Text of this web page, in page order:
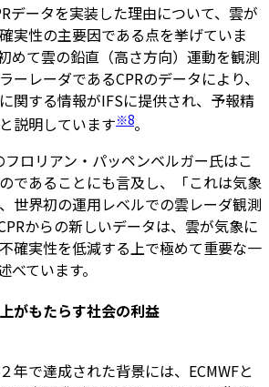
データを実装した理由について、雲が
実性の主要因である点を挙げていま
めて雲の鉛直（高さ方向）運動を観測
ーレーダであるCPRのデータにより、
関する情報がIFSに提供され、予報精
説明しています※8。
ロリアン・パッペンベルガー氏はこ
であることにも言及し、「これは気象
世界初の運用レベルでの雲レーダ観測
からの新しいデータは、雲が気象に
確実性を低減する上で極めて重要な一
ています。
がもたらす社会の利益
年で達成された背景には、ECMWFと